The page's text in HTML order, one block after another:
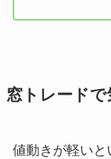
窓トレード
値動きが軽い